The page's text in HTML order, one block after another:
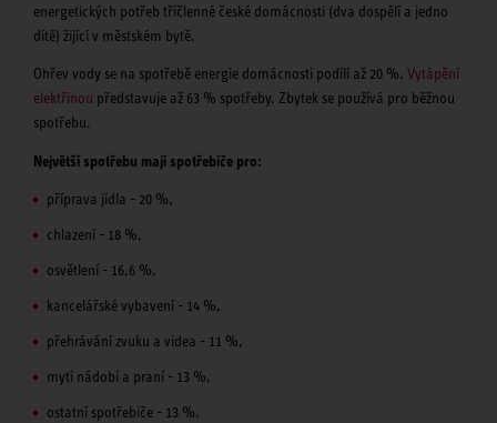
energetických potřeb tříčlenné české domácnosti (dva dospělí a jedno
dítě) žijící v městském bytě.
Ohřev vody se na spotřebě energie domácnosti podílí až 20 %. Vytápění
elektřinou představuje až 63 % spotřeby. Zbytek se používá pro běžnou
spotřebu.
Největší spotřebu mají spotřebiče pro:
příprava jídla - 20 %,
chlazení - 18 %,
osvětlení - 16,6 %,
kancelářské vybavení - 14 %,
přehrávání zvuku a videa - 11 %,
mytí nádobí a praní - 13 %,
ostatní spotřebiče - 13 %.